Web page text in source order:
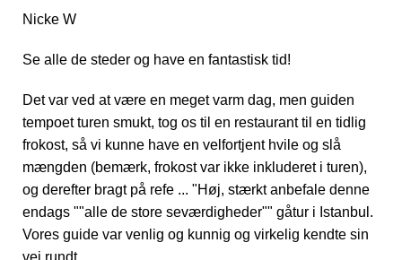
Nicke W
Se alle de steder og have en fantastisk tid!
Det var ved at være en meget varm dag, men guiden
tempoet turen smukt, tog os til en restaurant til en tidlig
frokost, så vi kunne have en velfortjent hvile og slå
mængden (bemærk, frokost var ikke inkluderet i turen),
og derefter bragt på refe ... "Høj, stærkt anbefale denne
endags ""alle de store seværdigheder"" gåtur i Istanbul.
Vores guide var venlig og kunnig og virkelig kendte sin
vej rundt.